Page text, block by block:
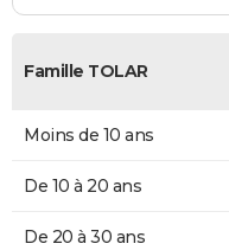
Famille TOLAR
Moins de 10 ans
De 10 à 20 ans
De 20 à 30 ans